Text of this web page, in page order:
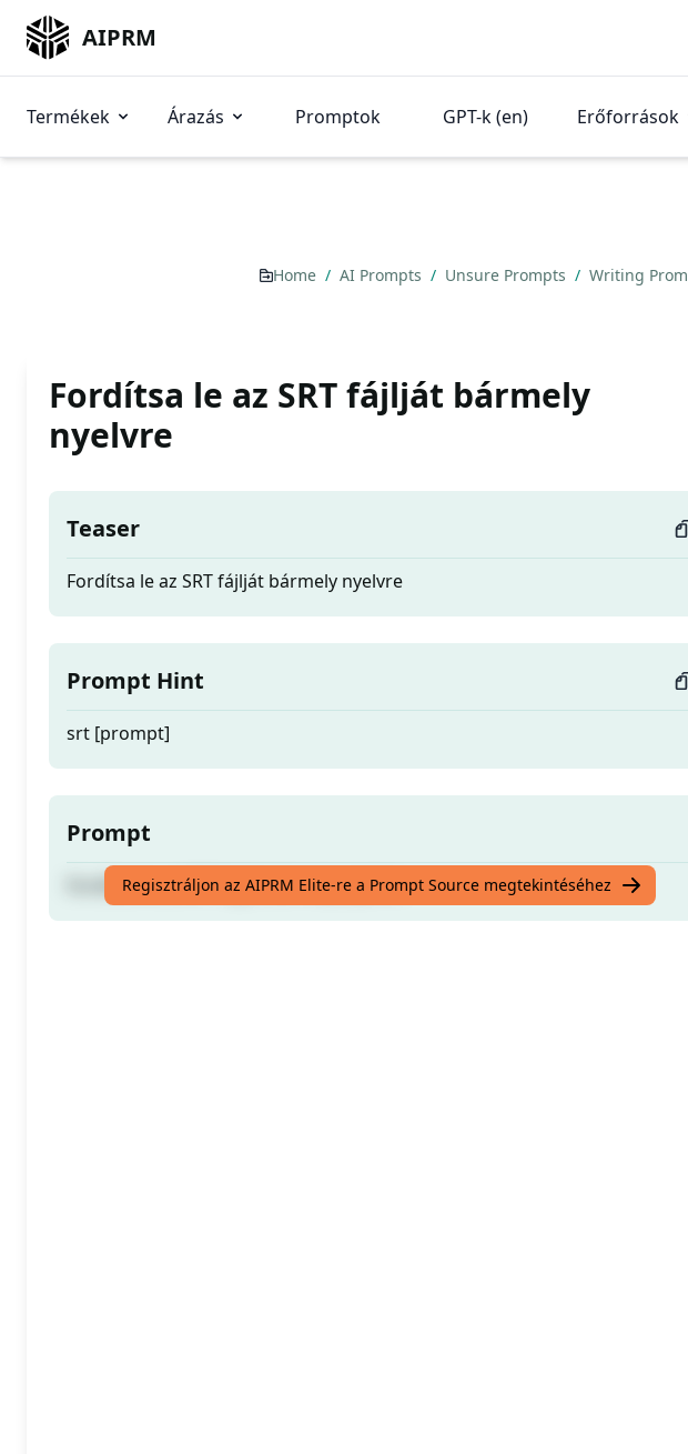
AIPRM
Termékek Árazás Promptok GPT-k (en) Erőforrások
Home / AI Prompts / Unsure Prompts / Writing
Fordítsa le az SRT fájlját bármely
nyelvre
Teaser
Fordítsa le az SRT fájlját bármely nyelvre
Prompt Hint
srt [prompt]
Prompt
Fordítsa le az SRT fájlját bármely nyelvre
Regisztráljon az AIPRM Elite-re a Prompt Source megtekintéséhez